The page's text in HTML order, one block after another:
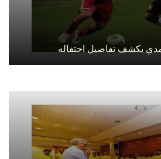
يكشف تفاصيل احتفاله